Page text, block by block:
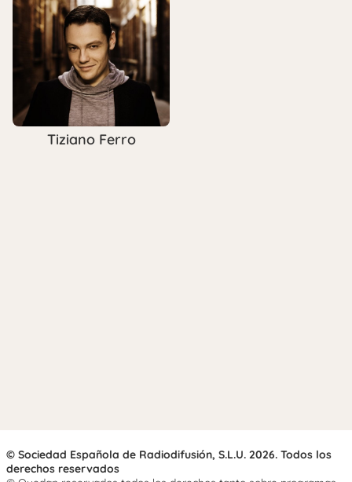
Tiziano Ferro
© Sociedad Española de Radiodifusión, S.L.U. 2026. Todos los
derechos reservados